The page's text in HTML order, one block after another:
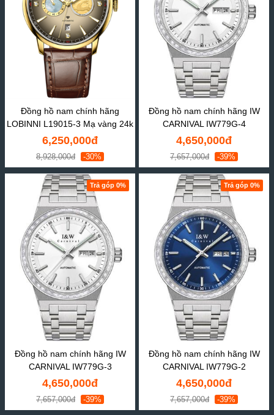
Đồng hồ nam chính hãng
LOBINNI L19015-3 Mạ vàng 24k
6,250,000đ
8,928,000đ -30%
Đồng hồ nam chính hãng IW
CARNIVAL IW779G-4
4,650,000đ
7,657,000đ -39%
Trả góp 0%
Đồng hồ nam chính hãng IW
CARNIVAL IW779G-3
4,650,000đ
7,657,000đ -39%
Trả góp 0%
Đồng hồ nam chính hãng IW
CARNIVAL IW779G-2
4,650,000đ
7,657,000đ -39%